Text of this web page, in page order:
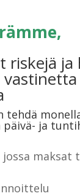
riskejä ja
tehdä
päivä- ja
jossa maksat